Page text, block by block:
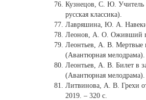
Кузнецов, С. Ю.
русская классика).
Лавряшина, Ю. А.
Леонов, А. О. Оживший
Леонтьев, А. В. Мертвые
(Авантюрная мелодрама).
Леонтьев, А. В. Билет в
(Авантюрная мелодрама).
Литвинова, А. В. Грехи
2019. – 320 с.